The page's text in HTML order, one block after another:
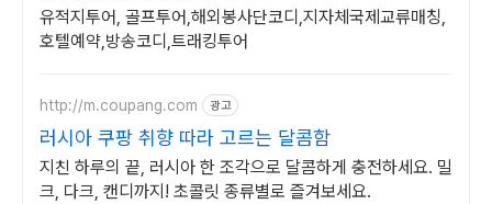
유적지투어, 골프투어,해외봉사단코디,지자체국제교류매칭,
호텔예약,방송코디,트래킹투어
http://m.coupang.com 광고
러시아 쿠팡 취향 따라 고르는 달콤함
지친 하루의 끝, 러시아 한 조각으로 달콤하게 충전하세요. 밀
크, 다크, 캔디까지! 초콜릿 종류별로 즐겨보세요.